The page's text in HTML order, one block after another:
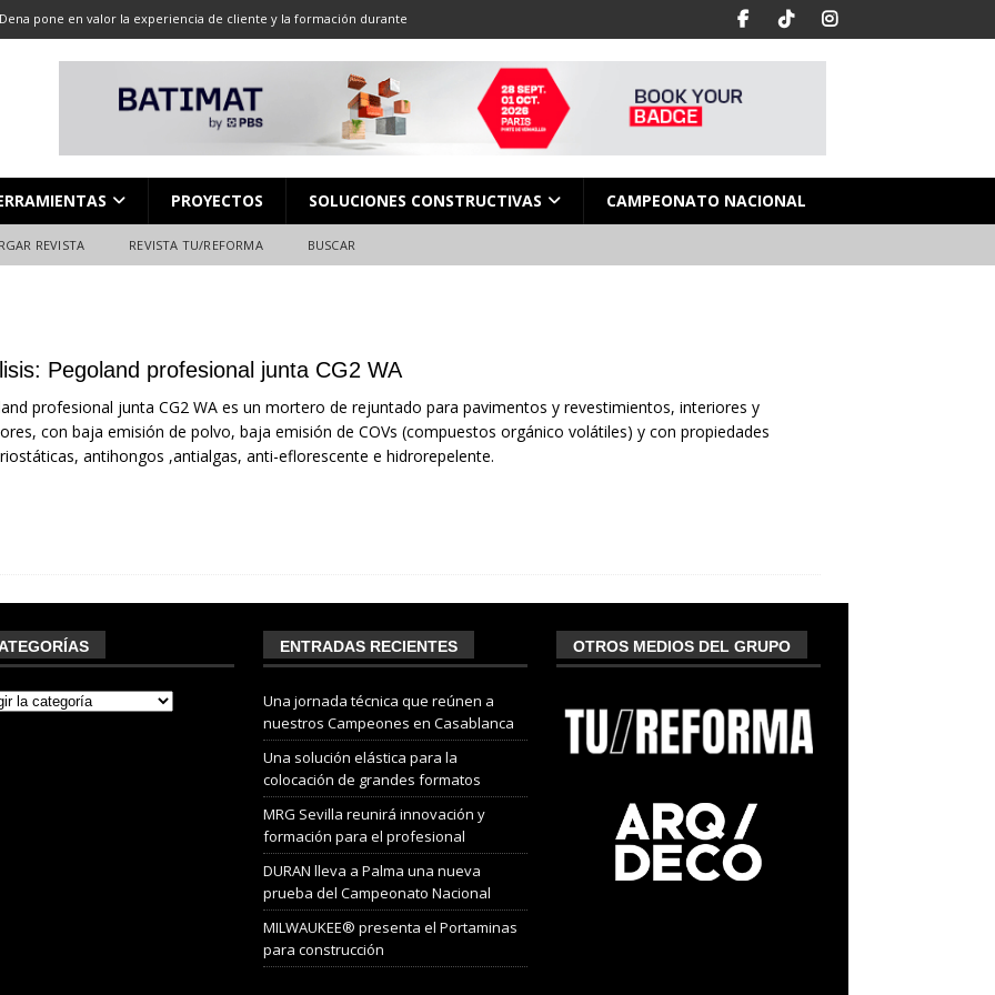
pone en valor la experiencia de cliente y la formación durante
13: CORTE DE GRAN FORMATO DESCARGAR REVISTA
DESCARGAR REVISTA
el profesional de la construcción CAMPEONATO NACIONAL
PROYECTOS SOLUCIONES CONSTRUCTIVAS CAMPEONATO NACIONAL
REVISTA REVISTA TU/REFORMA BUSCAR
Pegoland profesional junta CG2 WA
profesional junta CG2 WA es un mortero de rejuntado para pavimentos y revestimientos, interiores y
con baja emisión de polvo, baja emisión de COVs (compuestos orgánico volátiles) y con propiedades
antihongos ,antialgas, anti-eflorescente e hidrorepelente.
ENTRADAS RECIENTES
Una jornada técnica que reúnen a
nuestros Campeones en Casablanca
Una solución elástica para la
colocación de grandes formatos
MRG Sevilla reunirá innovación y
formación para el profesional
DURAN lleva a Palma una nueva
prueba del Campeonato Nacional
MILWAUKEE® presenta el Portaminas
para construcción
OTROS MEDIOS DEL GRUPO